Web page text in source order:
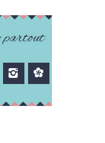
partout